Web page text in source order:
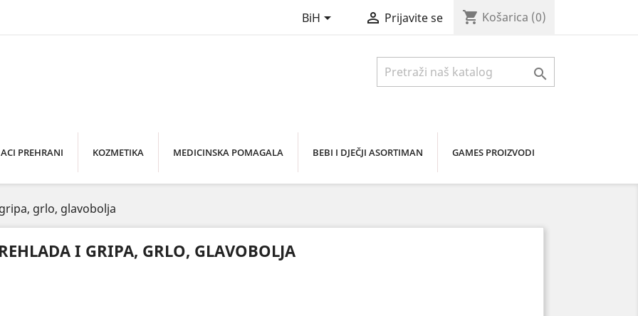
BiH  Prijavite se shopping_cart Košarica (0)

PREHRANI KOZMETIKA MEDICINSKA POMAGALA BEBI I DJEČJI ASORTIMAN GAMES PROIZVODI
grlo, glavobolja
I GRIPA, GRLO, GLAVOBOLJA